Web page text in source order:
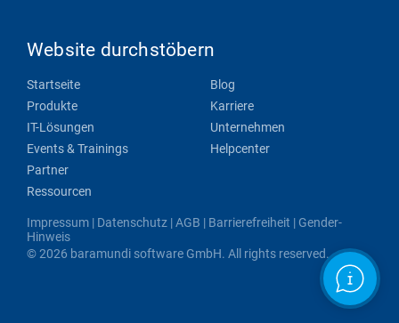
Website durchstöbern
Startseite
Produkte
IT-Lösungen
Events & Trainings
Partner
Ressourcen
Blog
Karriere
Unternehmen
Helpcenter
Impressum | Datenschutz |AGB | Barrierefreiheit | Gender-
Hinweis
© 2026 baramundi software GmbH. All rights reserved.